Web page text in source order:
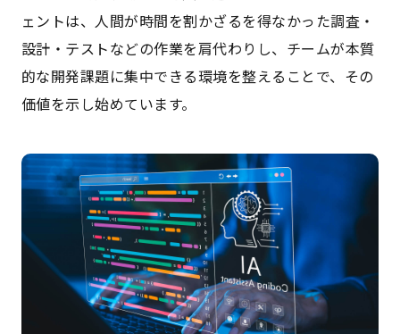
ェントは、人間が時間を割かざるを得なかった調査・
設計・テストなどの作業を肩代わりし、チームが本質
的な開発課題に集中できる環境を整えることで、その
価値を示し始めています。